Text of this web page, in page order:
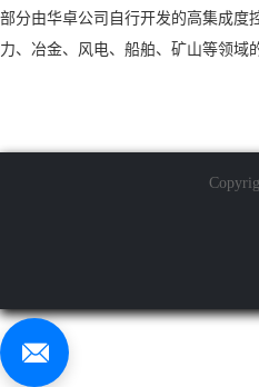
部分由华卓公司自行开发的高集成度
力、冶金、风电、船舶、矿山等领域